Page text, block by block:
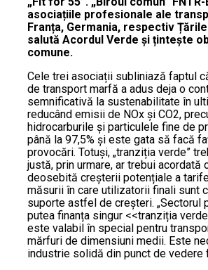
asociațiile profesionale ale
Franța, Germania, respectiv
salută Acordul Verde și țintește
comune.
Cele trei asociații subliniază faptul
de transport marfă a adus deja o
semnificativă la sustenabilitate în
reducând emisii de NOx și CO2,
hidrocarburile și particulele fine de
până la 97,5% și este gata să facă
provocări. Totuși, „tranziția verde”
justă, prin urmare, ar trebui acordată
deosebită creșterii potențiale a
măsurii în care utilizatorii finali sunt
suporte astfel de creșteri. „Sectorul
putea finanța singur <<tranziția
este valabil în special pentru
mărfuri de dimensiuni medii. Este
industrie solidă din punct de vedere